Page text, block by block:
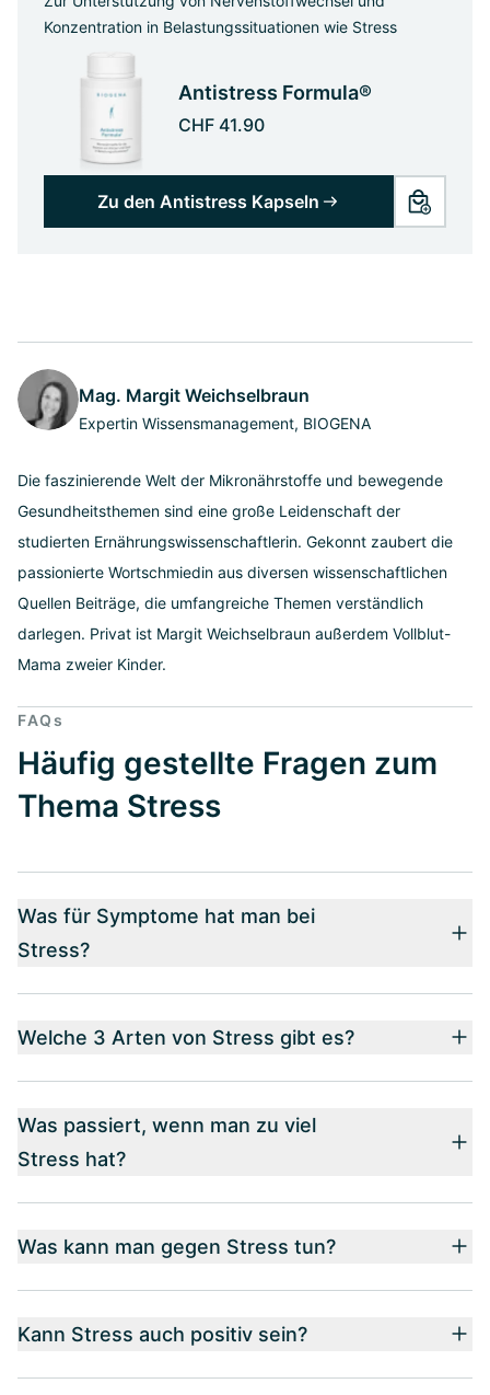
Konzentration in Belastungssituationen wie Stress
Antistress Formula®
CHF 41.90
Zu den Antistress Kapseln
Mag. Margit Weichselbraun
Expertin Wissensmanagement, BIOGENA
Die faszinierende Welt der Mikronährstoffe und bewegende
Gesundheitsthemen sind eine große Leidenschaft der
studierten Ernährungswissenschaftlerin. Gekonnt zaubert die
passionierte Wortschmiedin aus diversen wissenschaftlichen
Quellen Beiträge, die umfangreiche Themen verständlich
darlegen. Privat ist Margit Weichselbraun außerdem Vollblut-
Mama zweier Kinder.
FAQs
Häufig gestellte Fragen zum
Thema Stress
Was für Symptome hat man bei
Stress?
Welche 3 Arten von Stress gibt es?
Was passiert, wenn man zu viel
Stress hat?
Was kann man gegen Stress tun?
Kann Stress auch positiv sein?